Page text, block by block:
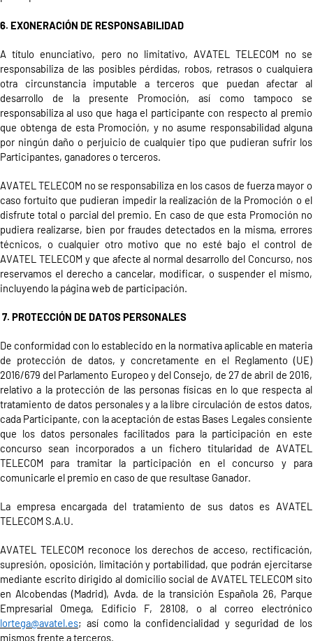
6. EXONERACIÓN DE RESPONSABILIDAD
A título enunciativo, pero no limitativo, AVATEL TELECOM no se
responsabiliza de las posibles pérdidas, robos, retrasos o cualquiera
otra circunstancia imputable a terceros que puedan afectar al
desarrollo de la presente Promoción, así como tampoco se
responsabiliza al uso que haga el participante con respecto al premio
que obtenga de esta Promoción, y no asume responsabilidad alguna
por ningún daño o perjuicio de cualquier tipo que pudieran sufrir los
Participantes, ganadores o terceros.
AVATEL TELECOM no se responsabiliza en los casos de fuerza mayor o
caso fortuito que pudieran impedir la realización de la Promoción o el
disfrute total o parcial del premio. En caso de que esta Promoción no
pudiera realizarse, bien por fraudes detectados en la misma, errores
técnicos, o cualquier otro motivo que no esté bajo el control de
AVATEL TELECOM y que afecte al normal desarrollo del Concurso, nos
reservamos el derecho a cancelar, modificar, o suspender el mismo,
incluyendo la página web de participación.
7. PROTECCIÓN DE DATOS PERSONALES
De conformidad con lo establecido en la normativa aplicable en materia
de protección de datos, y concretamente en el Reglamento (UE)
2016/679 del Parlamento Europeo y del Consejo, de 27 de abril de 2016,
relativo a la protección de las personas físicas en lo que respecta al
tratamiento de datos personales y a la libre circulación de estos datos,
cada Participante, con la aceptación de estas Bases Legales consiente
que los datos personales facilitados para la participación en este
concurso sean incorporados a un fichero titularidad de AVATEL
TELECOM para tramitar la participación en el concurso y para
comunicarle el premio en caso de que resultase Ganador.
La empresa encargada del tratamiento de sus datos es AVATEL
TELECOM S.A.U.
AVATEL TELECOM reconoce los derechos de acceso, rectificación,
supresión, oposición, limitación y portabilidad, que podrán ejercitarse
mediante escrito dirigido al domicilio social de AVATEL TELECOM sito
en Alcobendas (Madrid), Avda. de la transición Española 26, Parque
Empresarial Omega, Edificio F, 28108, o al correo electrónico
lortega@avatel.es; así como la confidencialidad y seguridad de los
mismos frente a terceros.